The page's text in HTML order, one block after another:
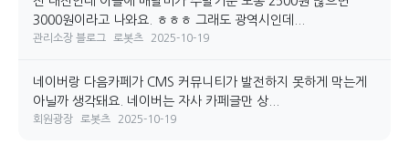
3000원이라고 나와요. ㅎㅎㅎ 그래도 광역시인데...
관리소장 블로그 로봇츠 2025-10-19
네이버랑 다음카페가 CMS 커뮤니티가 발전하지 못하게 막는게
아닐까 생각돼요. 네이버는 자사 카페글만 상...
회원광장 로봇츠 2025-10-19